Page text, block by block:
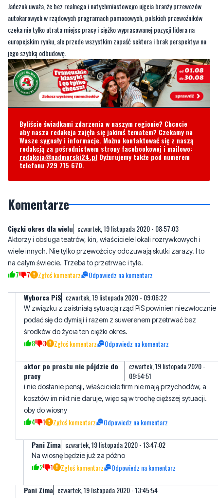
europejskim rynku, ale przede wszystkim zapaść sektora i brak perspektyw na
jego szybką odbudowę.
Byliście świadkami zdarzenia w naszym regionie? Chcecie
aby nasza redakcja zajęła się jakimś tematem? Czekamy na
Wasze sygnały i informacje. Można kontaktować się z naszą
redakcja@nadmorski24.plDyżurujemy także pod numerem
telefonu729 715 670.
Komentarze
Aktorzy i obsluga teatrów, kin, właściciele lokali rozrywkowych i
na calym świecie. Trzeba to przetrwac i tyle.
7 7 Zgłoś komentarz Odpowiedz na komentarz
Wyborca PiS czwartek, 19 listopada 2020 - 09:06:22
W związku z zaistniałą sytuacją rząd PiS powinien niezwłocznie
środków do życia ten ciężki okres.
8 3 Zgłoś komentarz Odpowiedz na komentarz
aktor po prostu nie pójdzie do
pracy
09:54:51
kosztów im nikt nie daruje, więc są w trochę cięższej sytuacji.
oby do wiosny
4 1 Zgłoś komentarz Odpowiedz na komentarz
Pani Zima czwartek, 19 listopada 2020 - 13:47:02
Na wiosnę będzie już za późno
Pani Zima czwartek, 19 listopada 2020 - 13:45:54
Trzeba wyjść wkoncu na ulicę i przegonić to całe towarzystwo
3 2 Zgłoś komentarz Odpowiedz na komentarz